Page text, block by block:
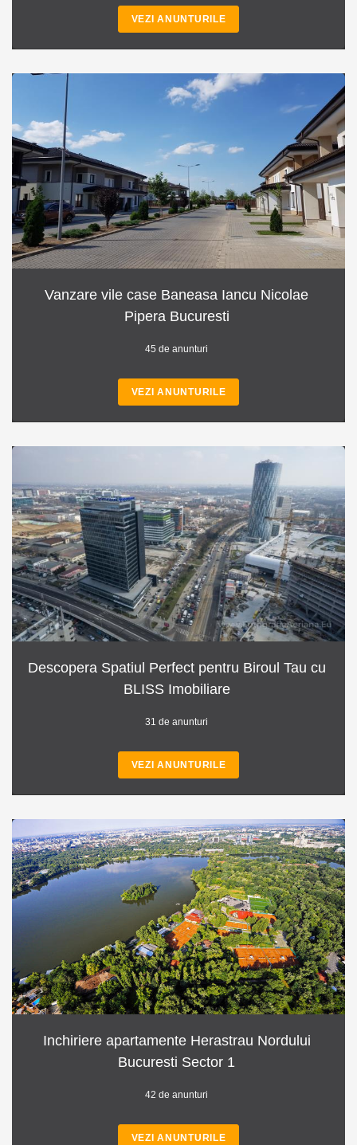
VEZI ANUNTURILE
Vanzare vile case Baneasa Iancu Nicolae
Pipera Bucuresti
45 de anunturi
VEZI ANUNTURILE
Descopera Spatiul Perfect pentru Biroul Tau cu
BLISS Imobiliare
31 de anunturi
VEZI ANUNTURILE
Inchiriere apartamente Herastrau Nordului
Bucuresti Sector 1
42 de anunturi
VEZI ANUNTURILE